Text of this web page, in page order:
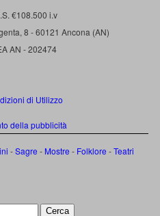
€108.500 i.v
8 - 60121 Ancona (AN)
AN - 202474
di Utilizzo
della pubblicità
-Sagre - Mostre - Folklore -Teatri